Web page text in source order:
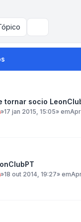
tornar socio
»17 jan 2015, 15:05» em
»18 out 2014, 19:27» em